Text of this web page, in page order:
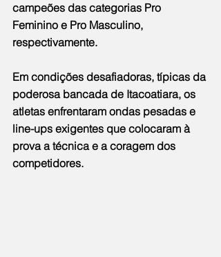
campeões das categorias Pro
Feminino e Pro Masculino,
respectivamente.
Em condições desafiadoras, típicas da
poderosa bancada de Itacoatiara, os
atletas enfrentaram ondas pesadas e
line-ups exigentes que colocaram à
prova a técnica e a coragem dos
competidores.